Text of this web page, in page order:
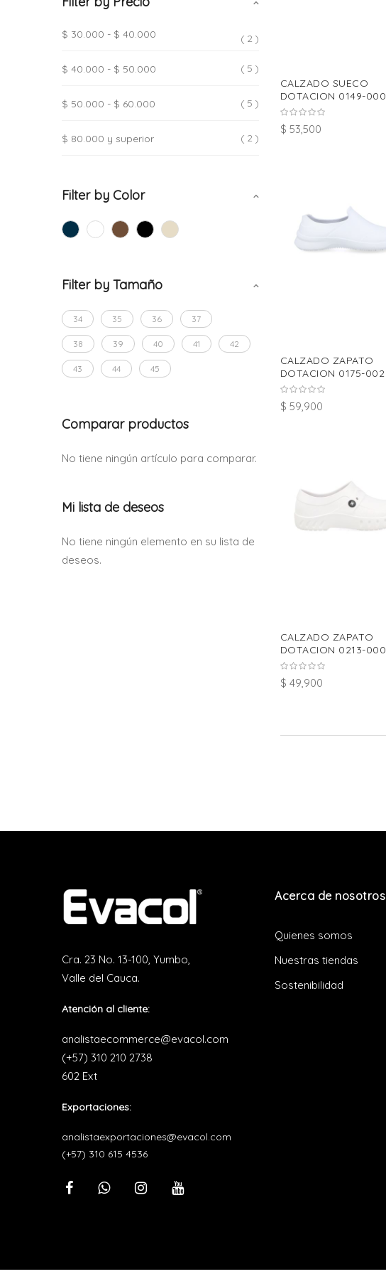
CALZADO SUECO
DOTACION 0149-000
$ 53,500
CALZADO ZAPATO
DOTACION 0175-002
$ 59,900
CALZADO ZAPATO
DOTACION 0213-000
$ 49,900
$ 30.000 - $ 40.000 2
$ 40.000 - $ 50.000 5
$ 50.000 - $ 60.000 5
$ 80.000 y superior 2
Filter by Color
Filter by Tamaño
34 35 36 37
38 39 40 41 42
43 44 45
Comparar productos
No tiene ningún artículo para comparar.
Mi lista de deseos
No tiene ningún elemento en su lista de
deseos.
Cra. 23 No. 13-100, Yumbo,
Valle del Cauca.
Atención al cliente:
analistaecommerce@evacol.com
(+57) 310 210 2738
602 Ext
Exportaciones:
analistaexportaciones@evacol.com
(+57) 310 615 4536
Acerca de nosotros
Quienes somos
Nuestras tiendas
Sostenibilidad